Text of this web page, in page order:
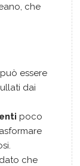
che
essere
dai
poco
che